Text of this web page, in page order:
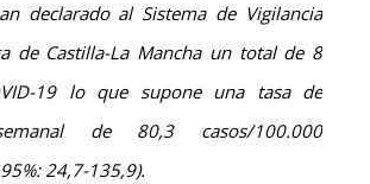
declarado al Sistema de Vigilancia
de Castilla-La Mancha un total de 8
19 lo que supone una tasa de
de 80,3 casos/100.000
24,7-135,9).